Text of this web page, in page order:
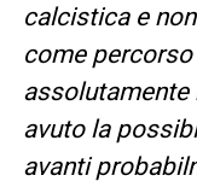
calcistica e
come
assolutamente
avuto la
avanti